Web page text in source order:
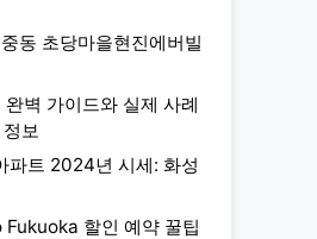
동 초당마을현진에버빌
벽 가이드와 실제 사례
보
파트 2024년 시세: 화성
할인 예약 꿀팁